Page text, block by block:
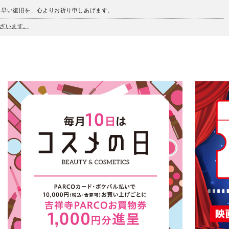
い復旧を、心よりお祈り申しあげます。
います。